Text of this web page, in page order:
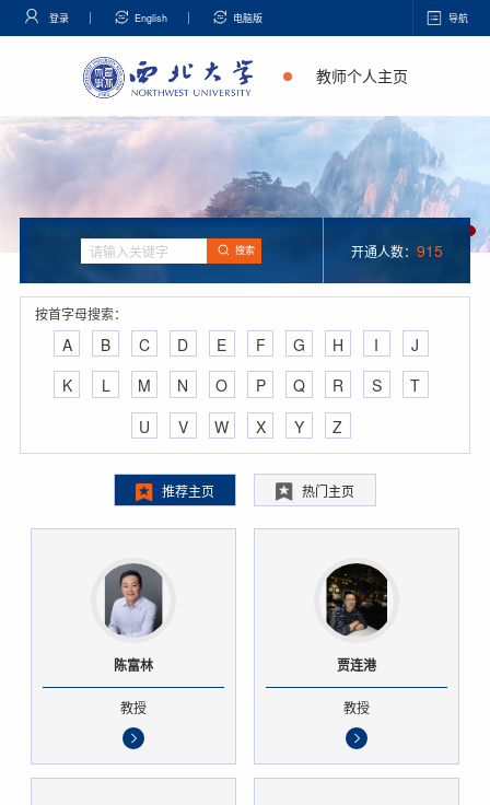
登录 English 电脑版 导航
教师个人主页
搜索 开通人数： 915
按首字母搜索：
A B C D E F G H I
J
K
L M N O P Q R S
T
U
V W X Y Z
推荐主页 热门主页
陈富林
教授
贾连港
教授